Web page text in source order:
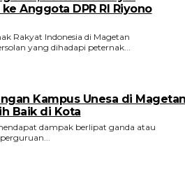
Anggota DPR RI Riyono
Rakyat Indonesia di Magetan
yang dihadapi peternak...
Kampus Unesa di
Baik di Kota
dampak berlipat ganda atau